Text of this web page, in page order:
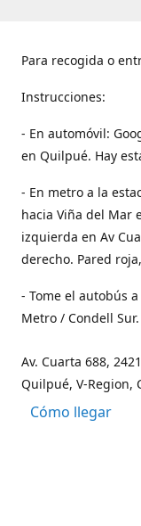
Para recogida o
Instrucciones:
- En automóvil:
en Quilpué. Hay
- En metro a la
hacia Viña del Mar
izquierda en Av
derecho. Pared
- Tome el autobús
Metro / Condell
Av. Cuarta 688,
Quilpué, V-Region,
Cómo llegar